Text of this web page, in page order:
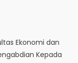
Ekonomi dan
Kepada